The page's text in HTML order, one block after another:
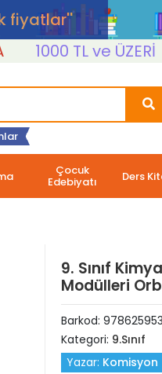
fiyatlar''
1000 TL ve ÜZERİ
Çocuk
Edebiyatı Ders
9. Sınıf
Modülleri
Barkod:
Kategori: 9.Sınıf
Yazar: Komisyon